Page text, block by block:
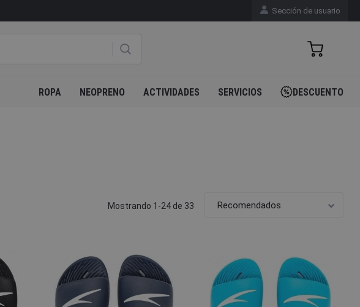
Sección de usuario
ROPA NEOPRENO ACTIVIDADES SERVICIOS DESCUENTO
Mostrando 1-24 de 33